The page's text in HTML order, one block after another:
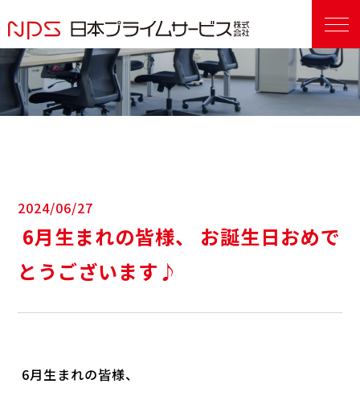
2024/06/27
6月生まれの皆様、 お誕生日おめで
とうございます♪
6月生まれの皆様、